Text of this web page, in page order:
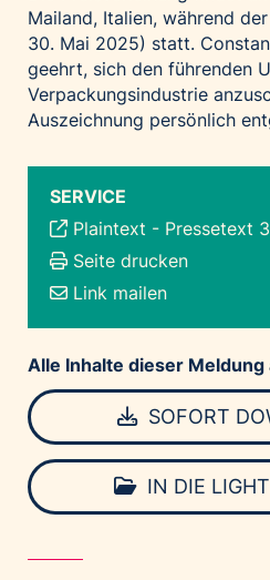
Mailand, Italien, während der
30. Mai 2025) statt.
geehrt, sich den führenden
Verpackungsindustrie
Auszeichnung persönlich
SERVICE
Plaintext - Pressetext
Seite drucken
Link mailen
Alle Inhalte dieser Meldung
SOFORT
IN DIE